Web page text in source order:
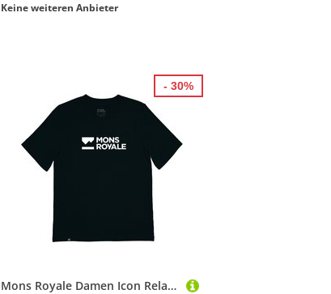
Keine weiteren Anbieter
Mons Royale Damen Icon Relaxed T-Shirt
- 30%